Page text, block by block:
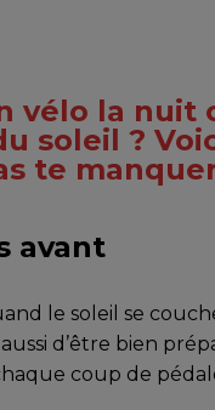
vélo la nuit
soleil ?
te
avant
le soleil se
d’être bien
coup de